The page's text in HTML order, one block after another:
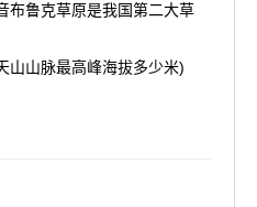
布鲁克草原是我国第二大草
山山脉最高峰海拔多少米)